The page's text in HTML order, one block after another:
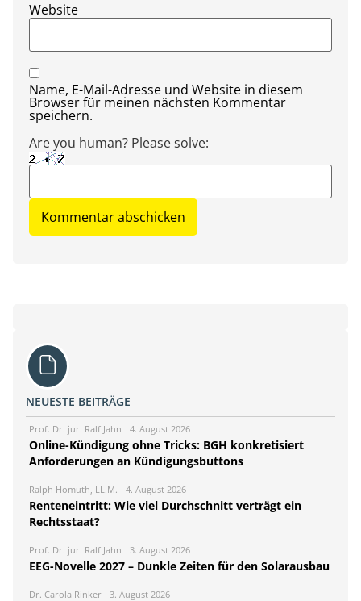
Website
Name, E-Mail-Adresse und Website in diesem
Browser für meinen nächsten Kommentar
speichern.
Are you human? Please solve:
NEUESTE BEITRÄGE
Prof. Dr. jur. Ralf Jahn 4. August 2026
Online-Kündigung ohne Tricks: BGH konkretisiert
Anforderungen an Kündigungsbuttons
Ralph Homuth, LL.M. 4. August 2026
Renteneintritt: Wie viel Durchschnitt verträgt ein
Rechtsstaat?
Prof. Dr. jur. Ralf Jahn 3. August 2026
EEG-Novelle 2027 – Dunkle Zeiten für den Solarausbau
Dr. Carola Rinker 3. August 2026